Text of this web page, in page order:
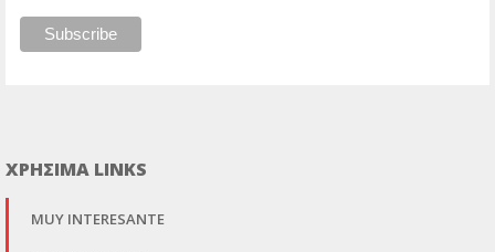
ΧΡΗΣΙΜΑ LINKS
MUY INTERESANTE